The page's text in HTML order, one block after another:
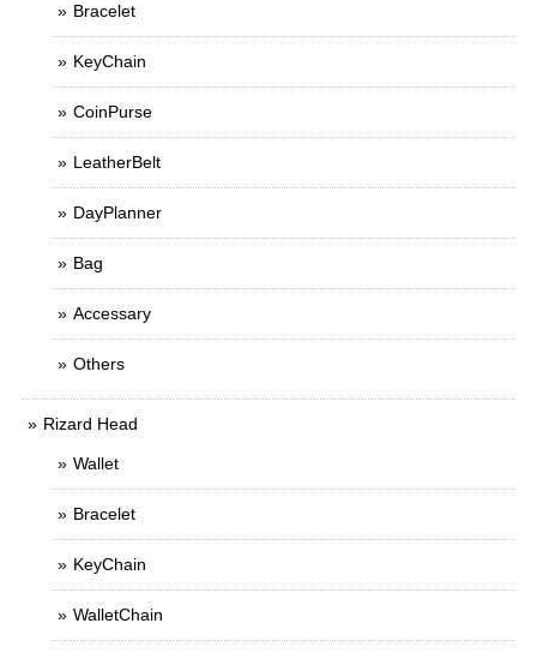
Bracelet
KeyChain
CoinPurse
LeatherBelt
DayPlanner
Bag
Accessary
Others
Rizard Head
Wallet
Bracelet
KeyChain
WalletChain